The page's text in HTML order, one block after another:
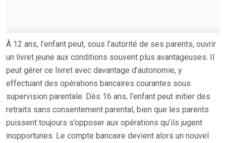
À 12 ans, l’enfant peut, sous l’autorité de ses parents, ouvrir
un livret jeune aux conditions souvent plus avantageuses. Il
peut gérer ce livret avec davantage d’autonomie, y
effectuant des opérations bancaires courantes sous
supervision parentale. Dès 16 ans, l’enfant peut initier des
retraits sans consentement parental, bien que les parents
puissent toujours s’opposer aux opérations qu’ils jugent
inopportunes. Le compte bancaire devient alors un nouvel